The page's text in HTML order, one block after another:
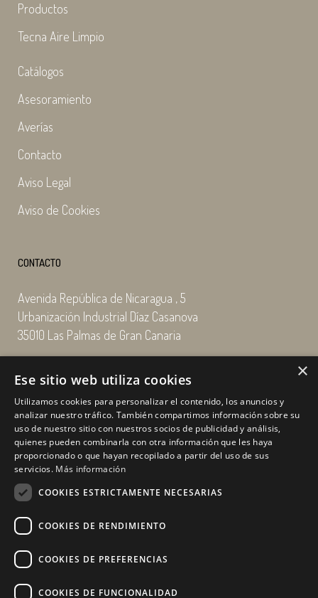
Productos
Tecna Aire Limpio
Catálogos
Asesoramiento
Averías
Contacto
Aviso Legal
Aviso de Cookies
CONTACTO
Avenida República de Nicaragua , 5
Urbanización Industrial Díaz Casanova
35010 Las Palmas de Gran Canaria
Email: enairgy@enairgy.es
Horariode lunes a jueves
de 07:00 a 16:00 horas
viernes de 07:00 a 15:00 horas
sábados y domingo, cerrado.
×
Ese sitio web utiliza cookies
Utilizamos cookies para personalizar el contenido, los anuncios y
analizar nuestro tráfico. También compartimos información sobre su
uso de nuestro sitio con nuestros socios de publicidad y análisis,
quienes pueden combinarla con otra información que les haya
proporcionado o que hayan recopilado a partir del uso de sus
servicios. Más información
COOKIES ESTRICTAMENTE NECESARIAS
COOKIES DE RENDIMIENTO
COOKIES DE PREFERENCIAS
COOKIES DE FUNCIONALIDAD